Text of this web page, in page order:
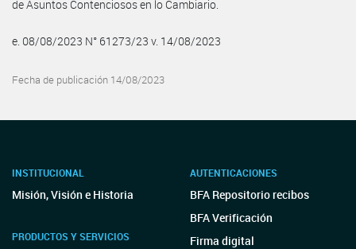
de Asuntos Contenciosos en lo Cambiario.
e. 08/08/2023 N° 61273/23 v. 14/08/2023
Fecha de publicación 14/08/2023
INSTITUCIONAL
Misión, Visión e Historia
PRODUCTOS Y SERVICIOS
AUTENTICACIONES
BFA Repositorio recibos
BFA Verificación
Firma digital